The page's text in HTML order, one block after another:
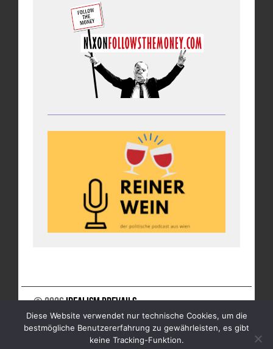
© 2026Idealism Prevails
UNTERSTÜTZE UNS
NEWSLETTER
IMPRESSUM
Diese Website verwendet nur technische Cookies, um die
bestmögliche Benutzererfahrung zu gewährleisten, es gibt
keine Tracking-Funktion.